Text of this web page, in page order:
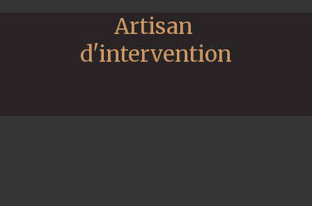
Artisan
d'intervention